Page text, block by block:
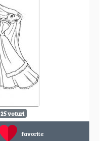
25 voturi
favorite